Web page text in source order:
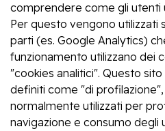
comprendere come gli utenti
Per questo vengono utilizzati
parti (es. Google Analytics)
funzionamento utilizzano dei
"cookies analitici". Questo
definiti come "di
normalmente utilizzati per
navigazione e consumo